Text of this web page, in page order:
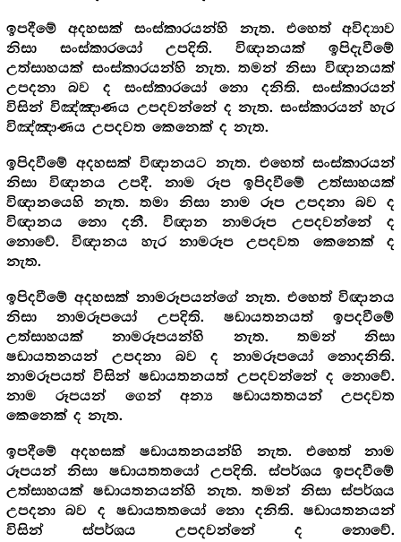
ඉපදීමේ අදහසක් සංස්කාරයන්හි නැත. එහෙත් අවිද්‍යාව
නිසා සංස්කාරයෝ උපදිති. විඥානයක් ඉපිදැවීමේ
උත්සාහයක් සංස්කාරයන්හි නැත. තමන් නිසා විඥානයක්
උපදනා බව ද සංස්කාරයෝ නො දනිති. සංස්කාරයන්
විසින් විඤ්ඤාණය උපදවන්නේ ද නැත. සංස්කාරයන් හැර
විඤ්ඤාණය උපදවත කෙනෙක් ද නැත.
ඉපිදවීමේ අදහසක් විඥානයට නැත. එහෙත් සංස්කාරයන්
නිසා විඥානය උපදී. නාම රූප ඉපිදවීමේ උත්සාහයක්
විඥානයෙහි නැත. තමා නිසා නාම රූප උපදනා බව ද
විඥානය නො දනී. විඥාන නාමරූප උපදවන්නේ ද
නොවේ. විඥානය හැර නාමරූප උපදවත කෙනෙක් ද
නැත.
ඉපිදවීමේ අදහසක් නාමරූපයන්ගේ නැත. එහෙත් විඥානය
නිසා නාමරූපයෝ උපදිති. ෂඩායතනයත් ඉපදවීමේ
උත්සාහයක් නාමරූපයන්හි නැත. තමන් නිසා
ෂඩායතනයන් උපදනා බව ද නාමරූපයෝ නොදනිති.
නාමරූපයත් විසින් ෂඩායතනයත් උපදවන්නේ ද නොවේ.
නාම රූපයන් ගෙන් අන්‍ය ෂඩායතතයන් උපදවත
කෙනෙක් ද නැත.
ඉපදීමේ අදහසක් ෂඩායතනයන්හි නැත. එහෙත් නාම
රූපයන් නිසා ෂඩායතතයෝ උපදිති. ස්පර්ශය ඉපදවීමේ
උත්සාහයක් ෂඩායතනයන්හි නැත. තමන් නිසා ස්පර්ශය
උපදනා බව ද ෂඩායතතයෝ නො දනිති. ෂඩායතනයන්
විසින් ස්පර්ශය උපදවන්නේ ද නොවේ.